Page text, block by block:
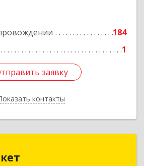
184
1
заявку
контакты
заявку
Назад